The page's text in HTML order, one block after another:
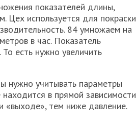
показателей длины,
используется для покраски
84 умножаем на
в час. Показатель
есть нужно увеличить
нужно учитывать параметры
в прямой зависимости
«выходе», тем ниже давление.